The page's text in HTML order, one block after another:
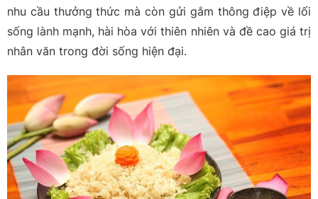
nhu cầu thưởng thức mà còn gửi gắm thông điệp về lối
sống lành mạnh, hài hòa với thiên nhiên và đề cao giá trị
nhân văn trong đời sống hiện đại.